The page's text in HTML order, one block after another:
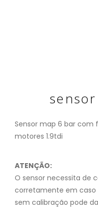
Sensor map 6 bar com
motores 1.9tdi
ATENÇÃO:
O sensor necessita de
corretamente em caso
sem calibração pode